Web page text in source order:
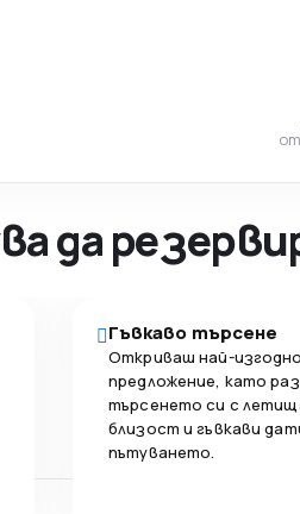
от
да
Гъвкаво търсене
Откриваш най-
предложение, като
търсенето си с
близост и гъвкави
пътуването.